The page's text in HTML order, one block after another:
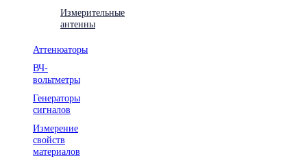
Измерительные
антенны
Аттенюаторы
ВЧ-
вольтметры
Генераторы
сигналов
Измерение
свойств
материалов